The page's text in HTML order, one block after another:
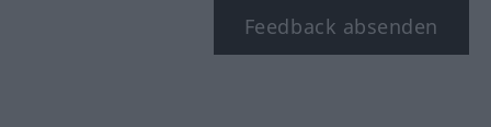
Feedback absenden